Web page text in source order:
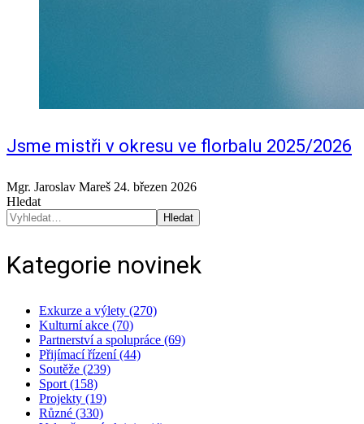
Jsme mistři v okresu ve florbalu 2025/2026
Mgr. Jaroslav Mareš 24. březen 2026
Hledat
Hledat
Kategorie novinek
Exkurze a výlety (270)
Kulturní akce (70)
Partnerství a spolupráce (69)
Přijímací řízení (44)
Soutěže (239)
Sport (158)
Projekty (19)
Různé (330)